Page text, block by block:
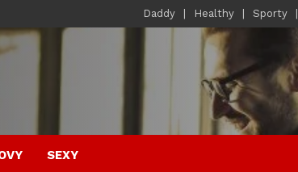
Daddy Healthy Sporty
SEXY